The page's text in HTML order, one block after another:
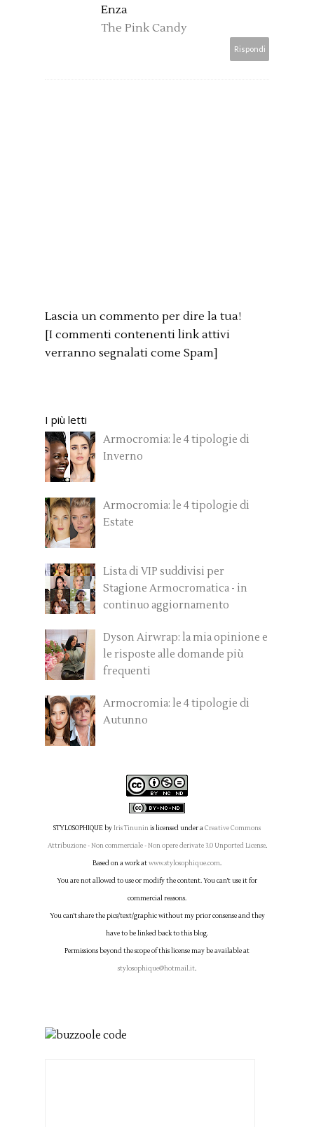
Enza
The Pink Candy
Rispondi
Lascia un commento per dire la tua!
[I commenti contenenti link attivi
verranno segnalati come Spam]
I più letti
Armocromia: le 4 tipologie di
Inverno
Armocromia: le 4 tipologie di
Estate
Lista di VIP suddivisi per
Stagione Armocromatica - in
continuo aggiornamento
Dyson Airwrap: la mia opinione e
le risposte alle domande più
frequenti
Armocromia: le 4 tipologie di
Autunno
STYLOSOPHIQUE byIris Tinuninis licensed under aCreative Commons
Attribuzione - Non commerciale - Non opere derivate 3.0 Unported License.
Based on a work atwww.stylosophique.com.
You are not allowed to use or modify the content. You can't use it for
commercial reasons.
You can't share the pics/text/graphic without my prior consense and they
have to be linked back to this blog.
Permissions beyond the scope of this license may be available at
stylosophique@hotmail.it.